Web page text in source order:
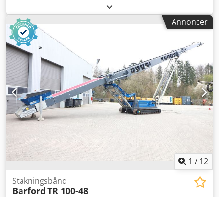
bagskraber Transportbåndslængde: 25.000 mm Motor:
Caterpillar 4.4 Fixed Speed Engine, 133 hk
Larvebåndsundervogn: bælteplader 400 mm Udkastshøjde
ved 22,5° / 27,5°: 8.820 / 11.000 mm
Transportbåndsbredde: 1.200 mm Indfødningsbunker:
kapacitet 8 m³
Annoncer
1 / 12
Stakningsbånd
Barford TR 100-48